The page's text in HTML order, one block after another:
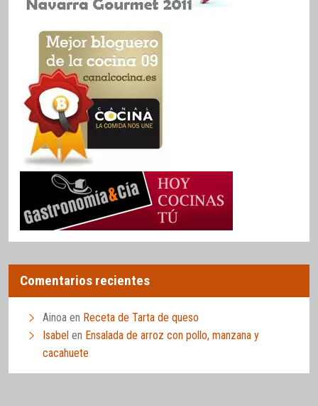
Comentarios recientes
Ainoa en Receta de Tarta de queso
Isabel en Ensalada de arroz con pollo, manzana y
cacahuete